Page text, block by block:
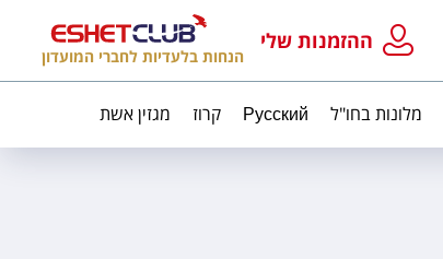
ההזמנות שלי
הנחות בלעדיות לחברי המועדון
מלונות בחו"ל Русский קרוז מגזין אשת